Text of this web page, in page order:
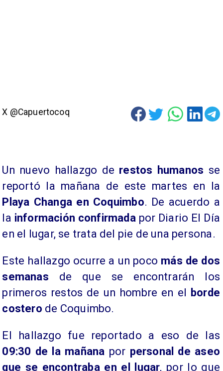
X @Capuertocoq
Un nuevo hallazgo de restos humanos se
reportó la mañana de este martes en la
Playa Changa en Coquimbo. De acuerdo a
la información confirmadapor Diario El Día
en el lugar, se trata del pie de una persona.
Este hallazgo ocurre a un poco más de dos
semanas de que se encontrarán los
primeros restos de un hombre en el borde
costero de Coquimbo.
El hallazgo fue reportado a eso de las
09:30 de la mañana por personal de aseo
que se encontraba en el lugar, por lo que